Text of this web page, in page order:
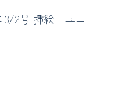
3/2号 挿絵 ユニ